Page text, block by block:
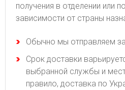
получения в отделении или
зависимости от страны
Обычно мы отправляем
Срок доставки
выбранной службы и
правило, доставка по